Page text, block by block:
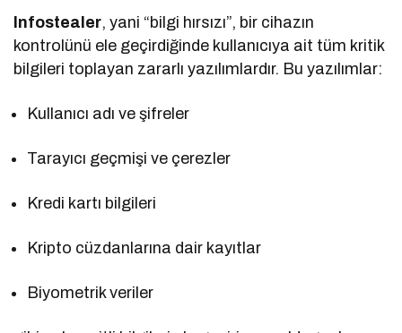
Infostealer, yani “bilgi hırsızı”, bir cihazın
kontrolünü ele geçirdiğinde kullanıcıya ait tüm kritik
bilgileri toplayan zararlı yazılımlardır. Bu yazılımlar:
Kullanıcı adı ve şifreler
Tarayıcı geçmişi ve çerezler
Kredi kartı bilgileri
Kripto cüzdanlarına dair kayıtlar
Biyometrik veriler